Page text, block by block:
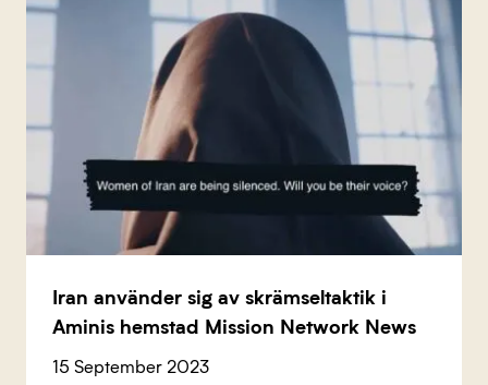
Iran använder sig av skrämseltaktik i
Aminis hemstad Mission Network News
15 September 2023